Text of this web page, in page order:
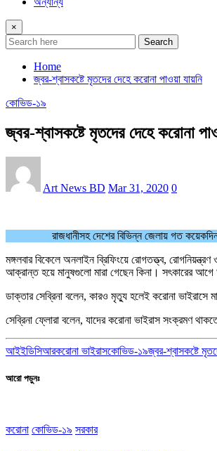
×
Search
Home
জ্বর-শ্বাসকষ্টে মৃতদের দেহে করোনা পাওয়া যায়নি
কোভিড-১৯
জ্বর-শ্বাসকষ্টে মৃতদের দেহে করোনা
Art News BD Mar 31, 2020 0
রাজধানীসহ দেশের বিভিন্ন জেলায় গত
মঙ্গলবার বিকেলে অনলাইন ব্রিফিংয়ে রোগতত্ত্ব,
আক্রান্ত হয়ে মানুষগুলো মারা গেছেন কিনা। সৎকারের আগে
ডাক্তার সেব্রিনা বলেন, কারও মৃত্যু হলেই করোনা ভাইরাসে
সেব্রিনা ফ্লোরা বলেন, যাদের করোনা ভাইরাস সংক্রমণ
আইইডিসিআরকরোনা ভাইরাসকোভিড-১৯জ্বর-শ্বাসকষ্টে
আরো পড়ুনঃ
করোনা কোভিড-১৯ সরকার